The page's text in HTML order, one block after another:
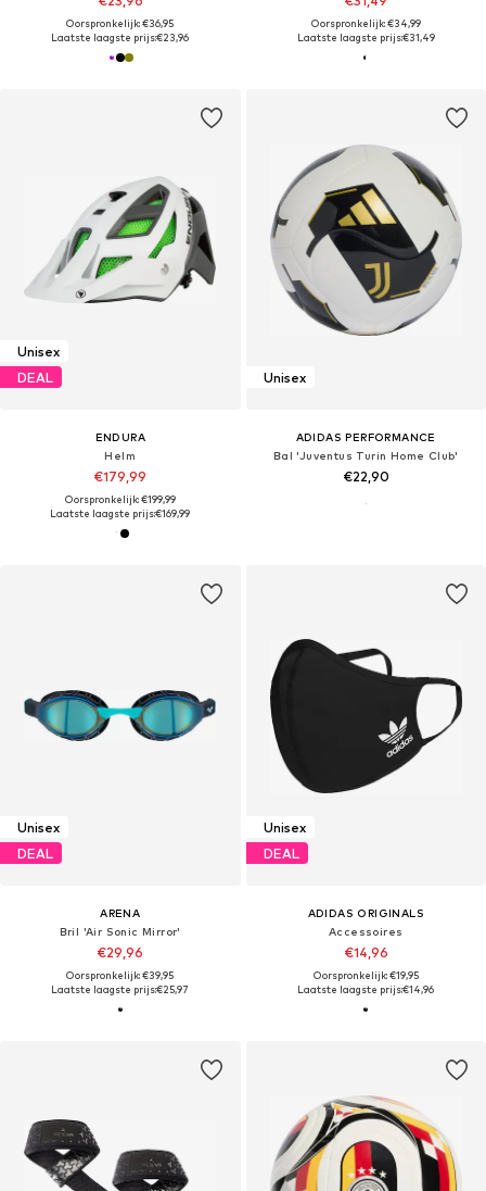
Oorspronkelijk: €36,95
Laatste laagste prijs:€23,96
Oorspronkelijk: €34,99
Laatste laagste prijs:€31,49
Unisex
DEAL
ENDURA
Helm
€179,99
Oorspronkelijk: €199,99
Laatste laagste prijs:€169,99
Unisex
ADIDAS PERFORMANCE
Bal 'Juventus Turin Home Club'
€22,90
Unisex
DEAL
ARENA
Bril 'Air Sonic Mirror'
€29,96
Oorspronkelijk: €39,95
Laatste laagste prijs:€25,97
Unisex
DEAL
ADIDAS ORIGINALS
Accessoires
€14,96
Oorspronkelijk: €19,95
Laatste laagste prijs:€14,96